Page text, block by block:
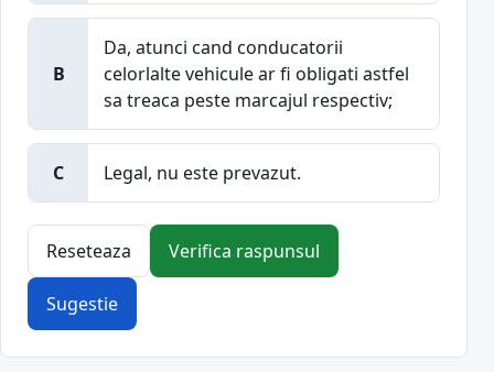
B
Da, atunci cand conducatorii
celorlalte vehicule ar fi obligati astfel
sa treaca peste marcajul respectiv;
C Legal, nu este prevazut.
Reseteaza Verifica raspunsul
Sugestie